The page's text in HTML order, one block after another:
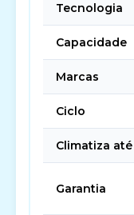
Tecnologia
Capacidade
Marcas
Ciclo
Climatiza até
Garantia